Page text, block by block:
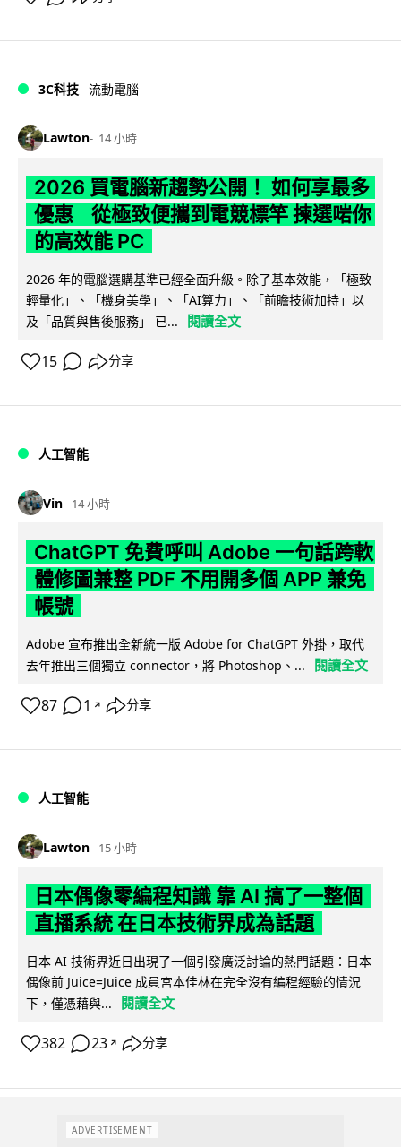
3C科技 流動電腦
Lawton 14 小時
2026 買電腦新趨勢公開！ 如何享最多
優惠 從極致便攜到電競標竿 揀選啱你
的高效能 PC
2026 年的電腦選購基準已經全面升級。除了基本效能，「極致
輕量化」、「機身美學」、「AI算力」、「前瞻技術加持」以
及「品質與售後服務」 已...
閱讀全文
15 分享
人工智能
Vin 14 小時
ChatGPT 免費呼叫 Adobe 一句話跨軟
體修圖兼整 PDF 不用開多個 APP 兼免
帳號
Adobe 宣布推出全新統一版 Adobe for ChatGPT 外掛，取代
去年推出三個獨立 connector，將 Photoshop、...
閱讀全文
87 1 ↗ 分享
人工智能
Lawton 15 小時
日本偶像零編程知識 靠 AI 搞了一整個
直播系統 在日本技術界成為話題
日本 AI 技術界近日出現了一個引發廣泛討論的熱門話題：日本
偶像前 Juice=Juice 成員宮本佳林在完全沒有編程經驗的情況
下，僅憑藉與...
閱讀全文
382 23 ↗ 分享
ADVERTISEMENT